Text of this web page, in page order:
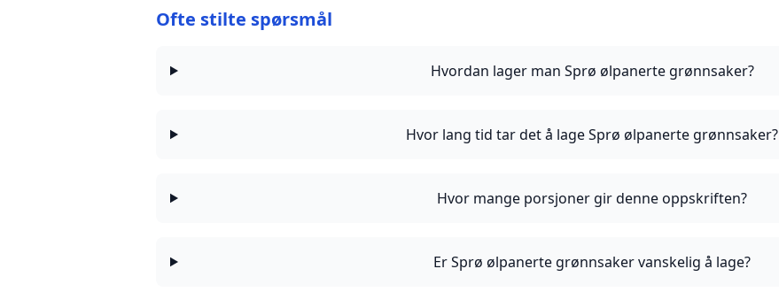
Ofte stilte spørsmål
Hvordan lager man Sprø ølpanerte grønnsaker?
Hvor lang tid tar det å lage Sprø ølpanerte grønnsaker?
Hvor mange porsjoner gir denne oppskriften?
Er Sprø ølpanerte grønnsaker vanskelig å lage?